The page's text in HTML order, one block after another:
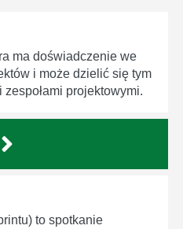
ma doświadczenie we
i może dzielić się tym
projektowymi.
to spotkanie